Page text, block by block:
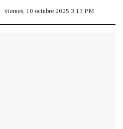
viernes, 10 octubre 2025 3:13 PM